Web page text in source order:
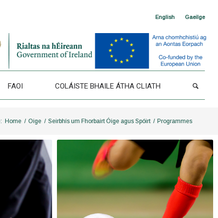
English Gaeilge
FAOI COLÁISTE BHAILE ÁTHA CLIATH
Home / Oige / Seirbhís um Fhorbairt Óige agus Spóirt / Programmes